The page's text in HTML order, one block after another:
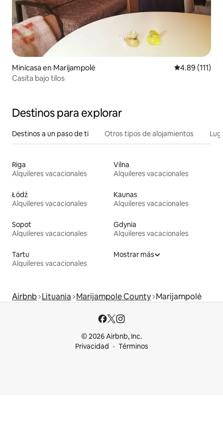
Minicasa en Marijampolė Calificación
4.89 (111)
Casita bajo tilos
Destinos para explorar
Destinos a un paso de ti Otros tipos de alojamientos
Riga
Alquileres vacacionales
Vilna
Alquileres vacacionales
Łódź
Alquileres vacacionales
Kaunas
Alquileres vacacionales
Sopot
Alquileres vacacionales
Gdynia
Alquileres vacacionales
Tartu
Alquileres vacacionales
Mostrar más
Airbnb Lituania Marijampole County Marijampolė
© 2026 Airbnb, Inc.
Privacidad
Términos